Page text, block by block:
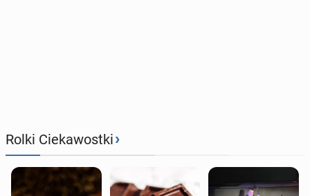
Rolki Ciekawostki›